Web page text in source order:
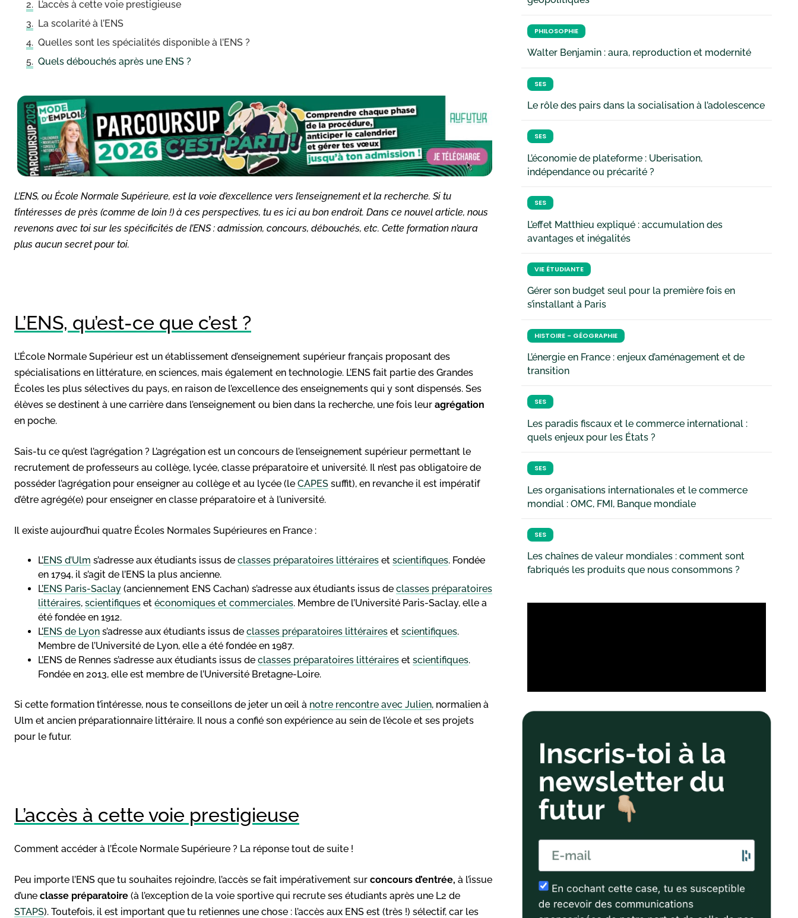
L’accès à cette voie prestigieuse
La scolarité à l’ENS
Quelles sont les spécialités disponible à l’ENS ?
Quels débouchés après une ENS ?
L’ENS, ou École Normale Supérieure, est la voie d’excellence vers l’enseignement et la recherche. Si tu
t’intéresses de près (comme de loin !) à ces perspectives, tu es ici au bon endroit. Dans ce nouvel article, nous
revenons avec toi sur les spécificités de l’ENS : admission, concours, débouchés, etc. Cette formation n’aura
plus aucun secret pour toi.
L’ENS, qu’est-ce que c’est ?
L’École Normale Supérieur est un établissement d’enseignement supérieur français proposant des
spécialisations en littérature, en sciences, mais également en technologie. L’ENS fait partie des Grandes
Écoles les plus sélectives du pays, en raison de l’excellence des enseignements qui y sont dispensés. Ses
élèves se destinent à une carrière dans l’enseignement ou bien dans la recherche, une fois leur agrégation
en poche.
Sais-tu ce qu’est l’agrégation ? L’agrégation est un concours de l’enseignement supérieur permettant le
recrutement de professeurs au collège, lycée, classe préparatoire et université. Il n’est pas obligatoire de
posséder l’agrégation pour enseigner au collège et au lycée (le CAPES suffit), en revanche il est impératif
d’être agrégé(e) pour enseigner en classe préparatoire et à l’université.
Il existe aujourd’hui quatre Écoles Normales Supérieures en France :
L’ENS d’Ulm s’adresse aux étudiants issus de classes préparatoires littéraires et scientifiques. Fondée
en 1794, il s’agit de l’ENS la plus ancienne.
L’ENS Paris-Saclay (anciennement ENS Cachan) s’adresse aux étudiants issus de classes préparatoires
littéraires, scientifiques et économiques et commerciales. Membre de l’Université Paris-Saclay, elle a
été fondée en 1912.
L’ENS de Lyon s’adresse aux étudiants issus de classes préparatoires littéraires et scientifiques.
Membre de l’Université de Lyon, elle a été fondée en 1987.
L’ENS de Rennes s’adresse aux étudiants issus de classes préparatoires littéraires et scientifiques.
Fondée en 2013, elle est membre de l’Université Bretagne-Loire.
Si cette formation t’intéresse, nous te conseillons de jeter un œil à notre rencontre avec Julien, normalien à
Ulm et ancien préparationnaire littéraire. Il nous a confié son expérience au sein de l’école et ses projets
pour le futur.
L’accès à cette voie prestigieuse
Comment accéder à l’École Normale Supérieure ? La réponse tout de suite !
Peu importe l’ENS que tu souhaites rejoindre, l’accès se fait impérativement sur concours d’entrée, à l’issue
d’une classe préparatoire (à l’exception de la voie sportive qui recrute ses étudiants après une L2 de
STAPS). Toutefois, il est important que tu retiennes une chose : l’accès aux ENS est (très !) sélectif, car les
PHILOSOPHIE
Walter Benjamin : aura, reproduction et modernité
SES
Le rôle des pairs dans la socialisation à l’adolescence
SES
L’économie de plateforme : Uberisation,
indépendance ou précarité ?
SES
L’effet Matthieu expliqué : accumulation des
avantages et inégalités
VIE ÉTUDIANTE
Gérer son budget seul pour la première fois en
s’installant à Paris
HISTOIRE - GÉOGRAPHIE
L’énergie en France : enjeux d’aménagement et de
transition
SES
Les paradis fiscaux et le commerce international :
quels enjeux pour les États ?
SES
Les organisations internationales et le commerce
mondial : OMC, FMI, Banque mondiale
SES
Les chaînes de valeur mondiales : comment sont
fabriqués les produits que nous consommons ?